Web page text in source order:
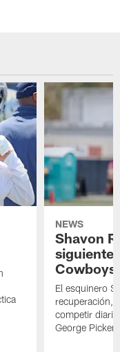
NEWS
Shavon
siguiente
Cowboys
El esquinero
recuperación,
competir
George